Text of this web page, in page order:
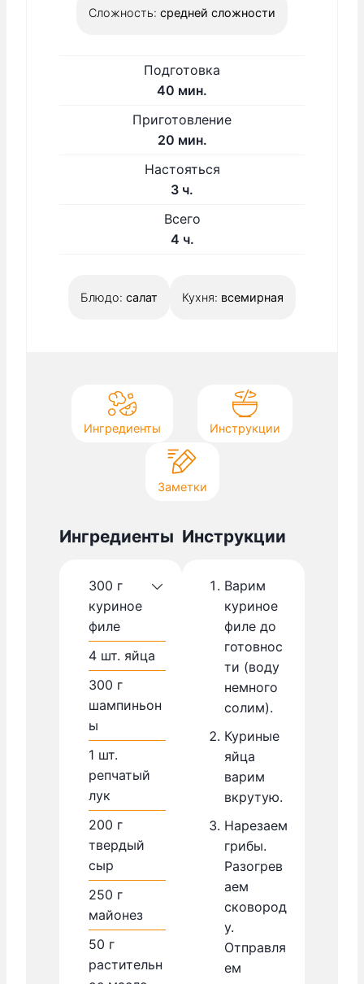
Сложность: средней сложности
Подготовка
40 м
т
мин.
Приготовление
20м
н
у
т
мин.
Настояться
3ч
с
ч.
Всего
4чч.
Блюдо: салат Кухня: всемирная
Ингредиенты Инструкции
Заметки
Ингредиенты
300 г
куриное
филе
4 шт. яйца
300 г
шампиньон
ы
1 шт.
репчатый
лук
200 г
твердый
сыр
250 г
майонез
50 г
растительн
Инструкции
Варим
куриное
филе до
готовнос
ти (воду
немного
солим).
Куриные
яйца
варим
вкрутую.
Нарезаем
грибы.
Разогрев
аем
сковород
у.
Отправля
ем